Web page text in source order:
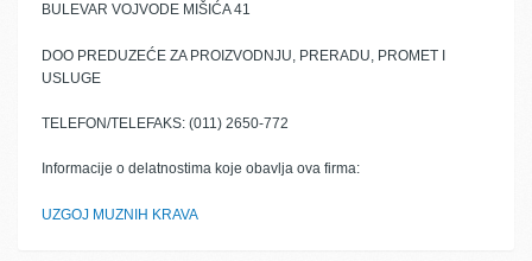
BULEVAR VOJVODE MIŠIĆA 41
DOO PREDUZEĆE ZA PROIZVODNJU, PRERADU, PROMET I
USLUGE
TELEFON/TELEFAKS: (011) 2650-772
Informacije o delatnostima koje obavlja ova firma:
UZGOJ MUZNIH KRAVA